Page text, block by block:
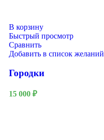
В корзину
Быстрый просмотр
Сравнить
Добавить в список желаний
Городки
15 000 ₽